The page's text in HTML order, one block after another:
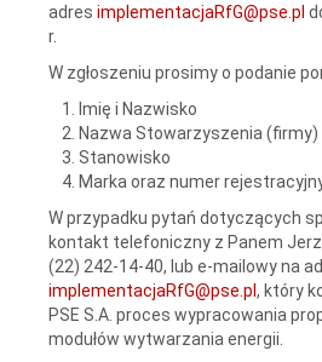
adres implementacjaRfG@pse.pl
r.
W zgłoszeniu prosimy o podanie
Imię i Nazwisko
Nazwa Stowarzyszenia (firmy)
Stanowisko
Marka oraz numer
W przypadku pytań dotyczących
kontakt telefoniczny z Panem
(22) 242-14-40, lub e-mailowy na
implementacjaRfG@pse.pl , który
PSE S.A. proces wypracowania
modułów wytwarzania energii.